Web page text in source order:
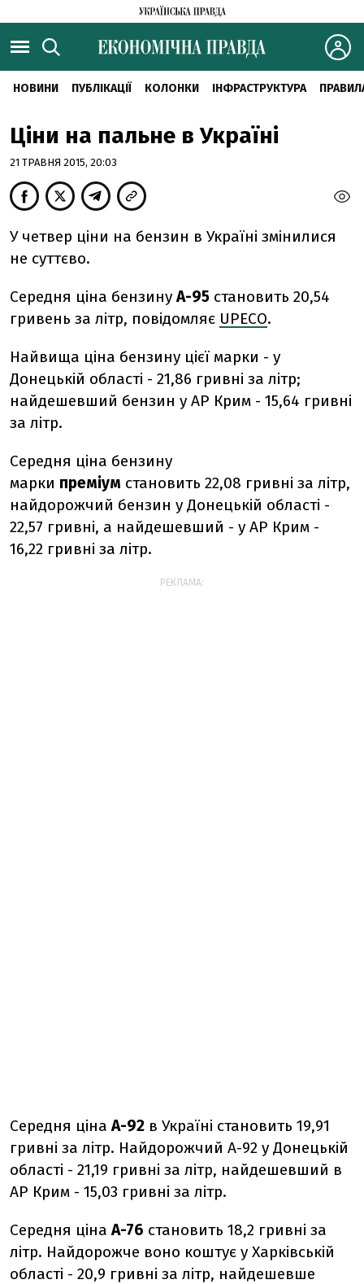
НОВИНИ ПУБЛІКАЦІЇ КОЛОНКИ ІНФРАСТРУКТУРА
Ціни на пальне в Україні
21 ТРАВНЯ 2015, 20:03
У четвер ціни на бензин в Україні змінилися
не суттєво.
Середня ціна бензинуА-95 становить 20,54
гривень за літр, повідомляє UPECO.
Найвища ціна бензину цієї марки - у
Донецькій області - 21,86 гривні за літр;
найдешевший бензин у АР Крим - 15,64 гривні
за літр.
Середня ціна бензину
марки преміум становить 22,08 гривні за літр,
найдорожчий бензин у Донецькій області -
22,57 гривні, а найдешевший - у АР Крим -
16,22 гривні за літр.
РЕКЛАМА:
Середня цінаА-92 в Україні становить 19,91
гривні за літр. Найдорожчий А-92 у Донецькій
області - 21,19 гривні за літр, найдешевший в
АР Крим - 15,03 гривні за літр.
Середня цінаА-76 становить 18,2 гривні за
літр. Найдорожче воно коштує у Харківській
області - 20,9 гривні за літр, найдешевше